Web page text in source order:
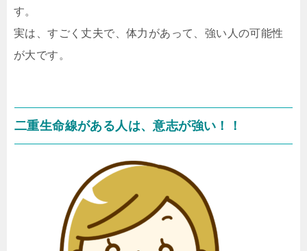
す。
実は、すごく丈夫で、体力があって、強い人の可能性
が大です。
二重生命線がある人は、意志が強い！！